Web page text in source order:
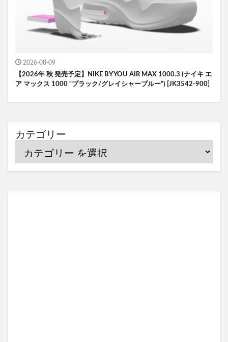
2026-08-09
【2026年 秋 発売予定】NIKE BY YOU AIR MAX 1000.3 (ナイキ エ
ア マックス 1000 “ブラック/グレイシャーブルー”) [JK3542-900]
カテゴリー